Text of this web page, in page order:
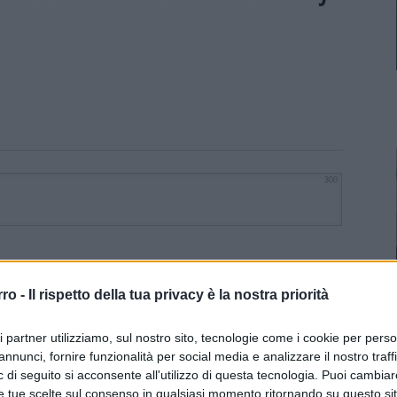
- Il rispetto della tua privacy è la nostra priorità
partner utilizziamo, sul nostro sito, tecnologie come i cookie per
fornire funzionalità per social media e analizzare il nostro
di seguito si acconsente all'utilizzo di questa tecnologia. Puoi
tue scelte sul consenso in qualsiasi momento ritornando su questo